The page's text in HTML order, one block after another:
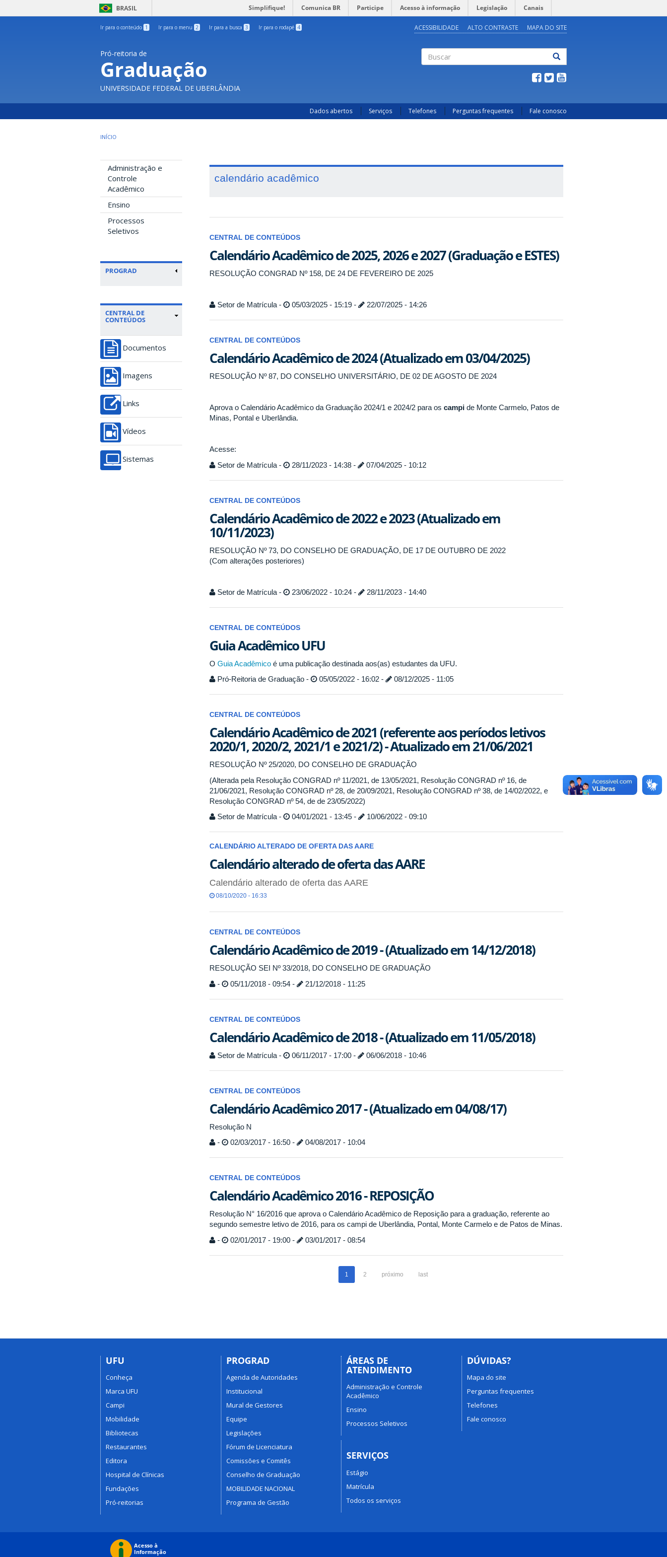
BRASIL Simplifique! Comunica BR Participe Acesso à informação Legislação Canais
Ir para o conteúdo 1 Ir para o menu 2 Ir para a busca 3 Ir para o rodapé 4 ACESSIBILIDADE ALTO CONTRASTE MAPA DO SITE
Pró-reitoria de
Graduação
UNIVERSIDADE FEDERAL DE UBERLÂNDIA
Dados abertos Serviços Telefones Perguntas frequentes Fale conosco
INÍCIO
Administração e
Controle
Acadêmico
Ensino
Processos
Seletivos
PROGRAD
CENTRAL DE
CONTEÚDOS
Documentos
Imagens
Links
Vídeos
Sistemas
calendário acadêmico
CENTRAL DE CONTEÚDOS
Calendário Acadêmico de 2025, 2026 e 2027 (Graduação e ESTES)
RESOLUÇÃO CONGRAD Nº 158, DE 24 DE FEVEREIRO DE 2025
Setor de Matrícula - 05/03/2025 - 15:19 - 22/07/2025 - 14:26
CENTRAL DE CONTEÚDOS
Calendário Acadêmico de 2024 (Atualizado em 03/04/2025)
RESOLUÇÃO Nº 87, DO CONSELHO UNIVERSITÁRIO, DE 02 DE AGOSTO DE 2024
Aprova o Calendário Acadêmico da Graduação 2024/1 e 2024/2 para os campi de Monte Carmelo, Patos de
Minas, Pontal e Uberlândia.
Acesse:
Setor de Matrícula -
28/11/2023 - 14:38 - 07/04/2025 - 10:12
CENTRAL DE CONTEÚDOS
Calendário Acadêmico de 2022 e 2023 (Atualizado em
10/11/2023)
RESOLUÇÃO Nº 73, DO CONSELHO DE GRADUAÇÃO, DE 17 DE OUTUBRO DE 2022
(Com alterações posteriores)
Setor de Matrícula - 23/06/2022 - 10:24 - 28/11/2023 - 14:40
CENTRAL DE CONTEÚDOS
Guia Acadêmico UFU
O Guia Acadêmico é uma publicação destinada aos(as) estudantes da UFU.
Pró-Reitoria de Graduação -
05/05/2022 - 16:02 - 08/12/2025 - 11:05
CENTRAL DE CONTEÚDOS
Calendário Acadêmico de 2021 (referente aos períodos letivos
2020/1, 2020/2, 2021/1 e 2021/2) - Atualizado em 21/06/2021
RESOLUÇÃO Nº 25/2020, DO CONSELHO DE GRADUAÇÃO
(Alterada pela Resolução CONGRAD nº 11/2021, de 13/05/2021, Resolução CONGRAD nº 16, de
21/06/2021, Resolução CONGRAD nº 28, de 20/09/2021, Resolução CONGRAD nº 38, de 14/02/2022, e
Resolução CONGRAD nº 54, de de 23/05/2022)
Setor de Matrícula -
04/01/2021 - 13:45 - 10/06/2022 - 09:10
CALENDÁRIO ALTERADO DE OFERTA DAS AARE
Calendário alterado de oferta das AARE
Calendário alterado de oferta das AARE
08/10/2020 - 16:33
CENTRAL DE CONTEÚDOS
Calendário Acadêmico de 2019 - (Atualizado em 14/12/2018)
RESOLUÇÃO SEI Nº 33/2018, DO CONSELHO DE GRADUAÇÃO
-
05/11/2018 - 09:54 - 21/12/2018 - 11:25
CENTRAL DE CONTEÚDOS
Calendário Acadêmico de 2018 - (Atualizado em 11/05/2018)
Setor de Matrícula - 06/11/2017 - 17:00 - 06/06/2018 - 10:46
CENTRAL DE CONTEÚDOS
Calendário Acadêmico 2017 - (Atualizado em 04/08/17)
Resolução N
- 02/03/2017 - 16:50 - 04/08/2017 - 10:04
CENTRAL DE CONTEÚDOS
Calendário Acadêmico 2016 - REPOSIÇÃO
Resolução N° 16/2016 que aprova o Calendário Acadêmico de Reposição para a graduação, referente ao
segundo semestre letivo de 2016, para os campi de Uberlândia, Pontal, Monte Carmelo e de Patos de Minas.
-
02/01/2017 - 19:00 - 03/01/2017 - 08:54
1 2 próximo last
UFU
Conheça
Marca UFU
Campi
Mobilidade
Bibliotecas
Restaurantes
Editora
Hospital de Clínicas
Fundações
Pró-reitorias
PROGRAD
Agenda de Autoridades
Institucional
Mural de Gestores
Equipe
Legislações
Fórum de Licenciatura
Comissões e Comitês
Conselho de Graduação
MOBILIDADE NACIONAL
Programa de Gestão
ÁREAS DE
ATENDIMENTO
Administração e Controle
Acadêmico
Ensino
Processos Seletivos
SERVIÇOS
Estágio
Matrícula
Todos os serviços
DÚVIDAS?
Mapa do site
Perguntas frequentes
Telefones
Fale conosco